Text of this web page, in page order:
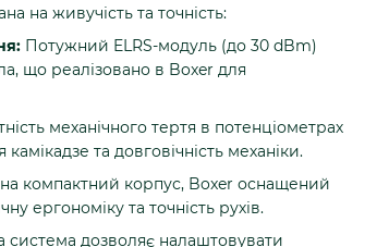
на живучість та точність:
Потужний ELRS-модуль (до 30 dBm)
що реалізовано в Boxer для
механічного тертя в потенціометрах
та довговічність механіки.
компактний корпус, Boxer оснащений
ергономіку та точність рухів.
система дозволяє налаштовувати